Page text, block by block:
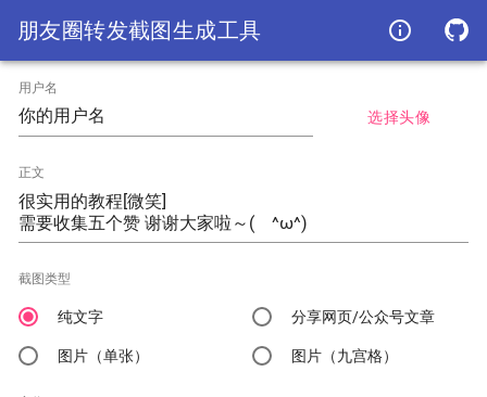
朋友圈转发截图生成工具 info_outline
用户名
选择头像
正文
截图类型
纯文字 分享网页/公众号文章
图片（单张） 图片（九宫格）